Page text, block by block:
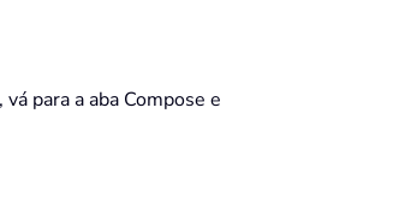
para a aba Compose e